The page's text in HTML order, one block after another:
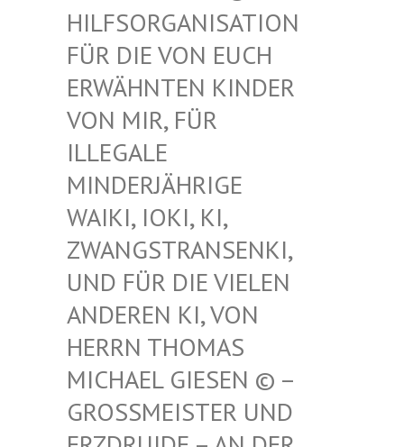
SORGANISATION FÜR
DIE VON EUCH ERWÄ
HNTEN KINDER VON
MIR, FÜR ILLE
GALE MIND
ERJÄHRIGE WAIK
I, IOKI, KI, ZWAN
GSTRANSENKI, UND
FÜR DIE VIELEN ANDE
REN KI, VON HERR
N THOMAS MICH
AEL GIESEN © – GROSS
MEISTER UND ERZDR